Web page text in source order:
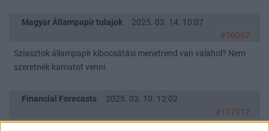
Magyar Állampapír tulajok
2025. 03. 14. 10:07
#30097
Sziasztok állampapír kibocsátási menetrend van valahol? Nem
szeretnék kamatot venni.
Financial Forecasts
2025. 03. 10. 12:02
#117912